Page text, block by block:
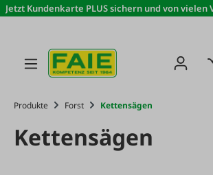
Zum Hauptinhalt springen
Jetzt Kundenkarte PLUS sichern und von
Produkte Forst Kettensägen
Kettensägen